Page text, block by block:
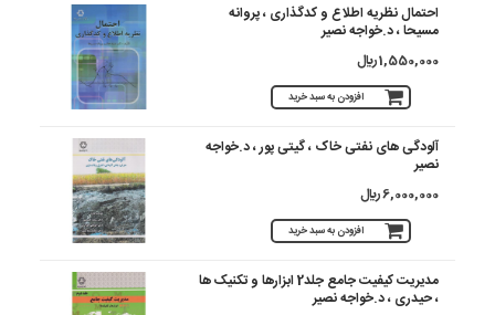
احتمال نظریه اطلاع و کدگذاری ، پروانه
مسیحا ، د.خواجه نصیر
1,550,000 ريال
افزودن به سبد خرید
آلودگی های نفتی خاک ، گیتی پور ، د.خواجه
نصیر
6,000,000 ريال
افزودن به سبد خرید
مدیریت کیفیت جامع جلد2 ابزارها و تکنیک ها
، حیدری ، د.خواجه نصیر